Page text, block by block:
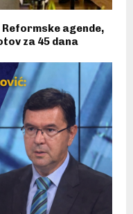
agende,
za 45 dana